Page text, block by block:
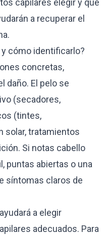
capilares elegir y qué
a recuperar el
y cómo identificarlo?
concretas,
daño. El pelo se
(secadores,
(tintes,
solar, tratamientos
Si notas cabello
puntas abiertas o una
síntomas claros de
a elegir
adecuados. Para